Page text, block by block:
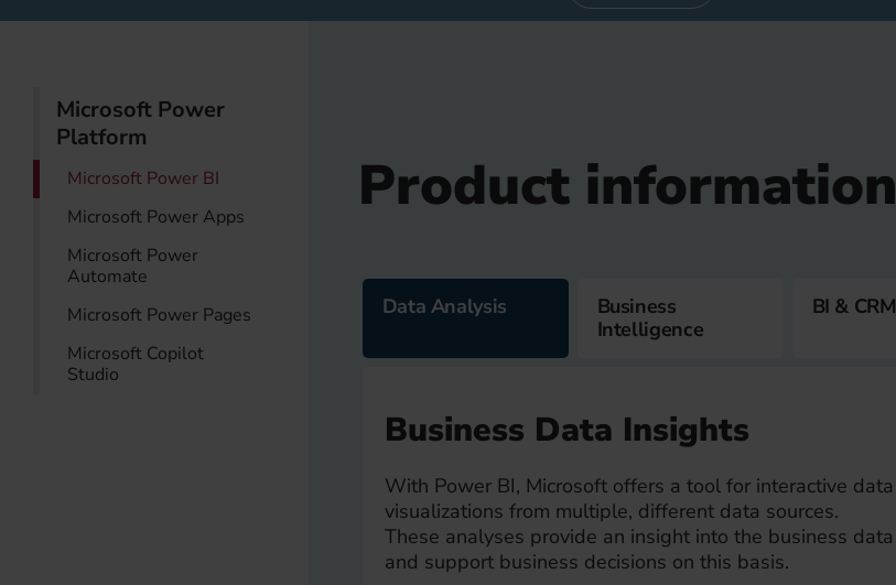
Microsoft Power
Platform
Microsoft Power BI
Microsoft Power Apps
Microsoft Power
Automate
Microsoft Power Pages
Microsoft Copilot
Studio
Product information
Data Analysis
Business
Intelligence
BI & CRM
Business Data Insights
With Power BI, Microsoft offers a tool for interactive data
visualizations from multiple, different data sources.
These analyses provide an insight into the business data
and support business decisions on this basis.